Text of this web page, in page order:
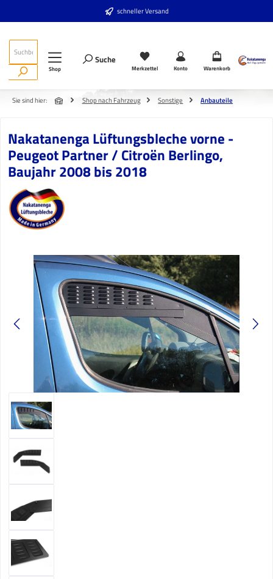
schneller Versand
Shop
Suche
Merkzettel Konto Warenkorb
Sie sind hier: Shop nach Fahrzeug Sonstige Anbauteile
Nakatanenga Lüftungsbleche vorne -
Peugeot Partner / Citroën Berlingo,
Baujahr 2008 bis 2018
Bildergalerie überspringen